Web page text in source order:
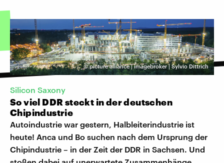
©picture alliance | imagebroker | Sylvio Dittrich
Silicon Saxony
So viel DDR steckt in der deutschen
Chipindustrie
Autoindustrie war gestern, Halbleiterindustrie ist
heute! Anca und Bo suchen nach dem Ursprung der
Chipindustrie – in der Zeit der DDR in Sachsen. Und